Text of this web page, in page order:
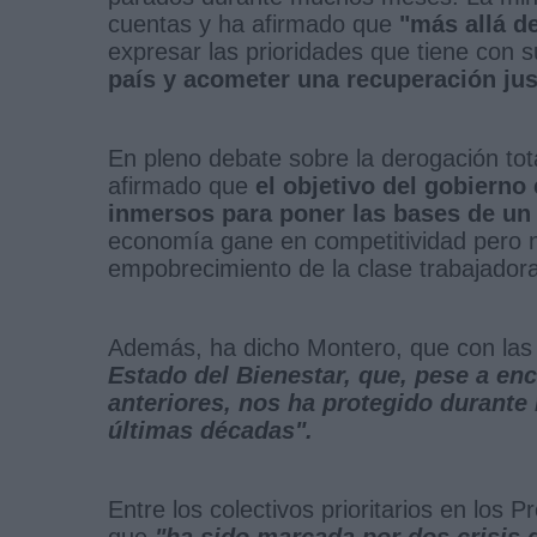
cuentas y ha afirmado que "más allá
expresar las prioridades que tiene con
país y acometer una recuperación
En pleno debate sobre la derogación
afirmado que el objetivo del gobierno
inmersos para poner las bases de
economía gane en competitividad pero
empobrecimiento de la clase
Además, ha dicho Montero, que con
Estado del Bienestar, que, pese a
anteriores, nos ha protegido
últimas décadas".
Entre los colectivos prioritarios en los